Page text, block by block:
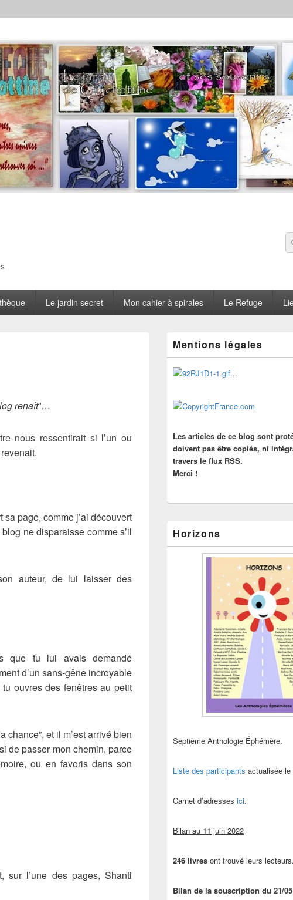
Le jardin secret Mon cahier à spirales Le Refuge
renaît”…
nous ressentirait si l’un ou
page, comme j’ai découvert
ne disparaisse comme s’il
auteur, de lui laisser des
que tu lui avais demandé
d’un sans-gêne incroyable
ouvres des fenêtres au petit
et il m’est arrivé bien
de passer mon chemin, parce
ou en favoris dans son
l’une des pages, Shanti
principale
de
widget
pour
barre
latérale
Mentions légales
...
Les articles de ce blog sont
doivent pas être copiés, ni
travers le flux RSS.
Merci !
Horizons
Septième Anthologie Éphémère.
Liste des participants actualisée le
Carnet d’adresses ici.
Bilan au 11 juin 2022
246 livres ont trouvé leurs lecteurs.
Bilan de la souscription du 21/05